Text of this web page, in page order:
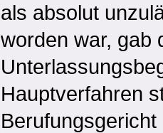
als absolut
worden war, gab
Hauptverfahren